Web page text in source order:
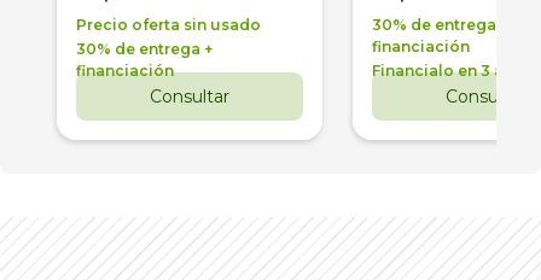
Precio oferta sin usado
30% de entrega +
financiación
Consultar
30% de entrega +
financiación
Financialo en 3 años
Consultar